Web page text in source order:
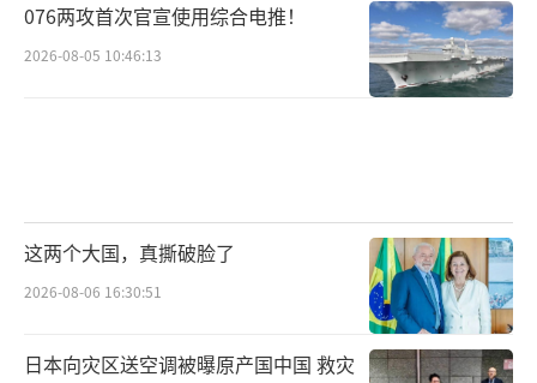
076两攻首次官宣使用综合电推！
2026-08-05 10:46:13
这两个大国，真撕破脸了
2026-08-06 16:30:51
日本向灾区送空调被曝原产国中国 救灾